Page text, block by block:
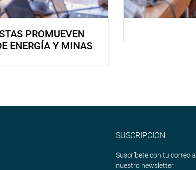
PROMUEVEN
ENERGÍA Y MINAS
SUSCRIPCIÓN
Suscríbete con tu correo a
nuestro newsletter.